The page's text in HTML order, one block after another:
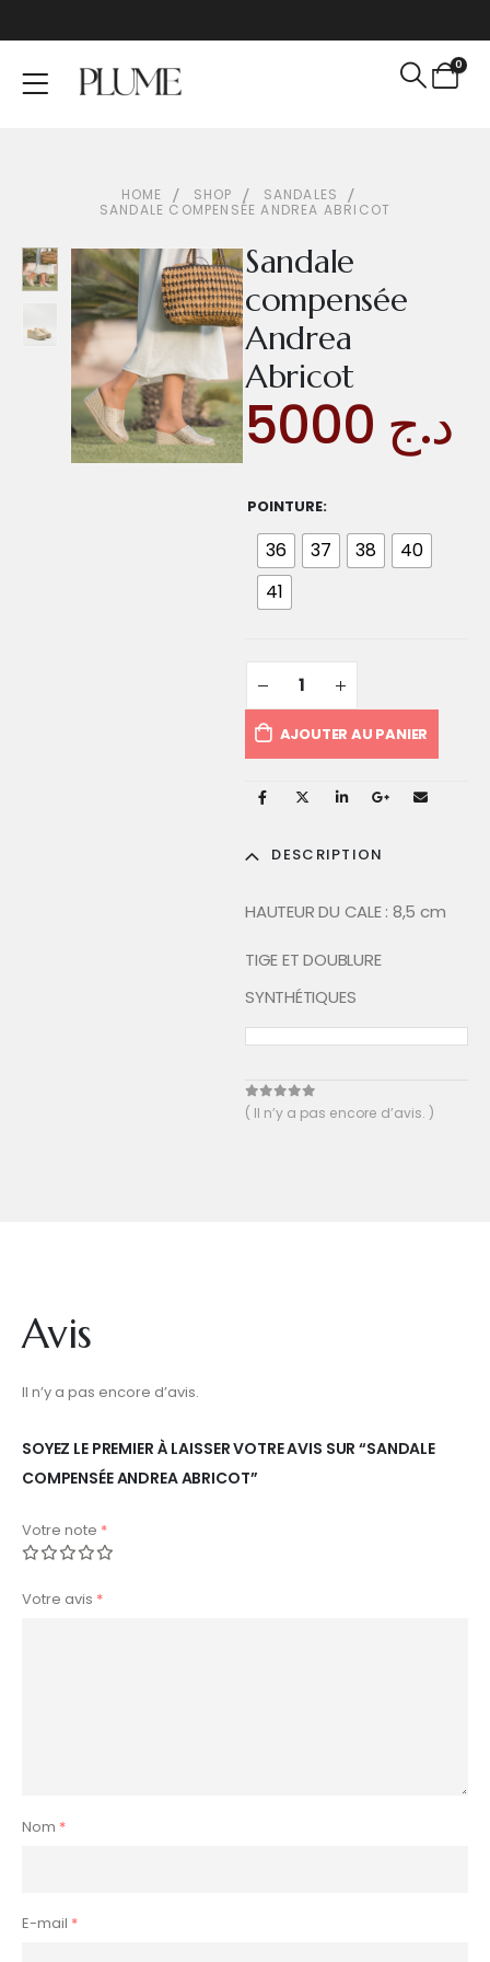
0
HOME SHOP
SANDALES
SANDALE COMPENSÉE ANDREA ABRICOT
Sandale
compensée
Andrea
Abricot
د.ج
POINTURE
36 37 38
40
41
AJOUTER AU PANIER
DESCRIPTION
HAUTEUR DU CALE : 8,5 cm
TIGE ET DOUBLURE
SYNTHÉTIQUES
0out of 5
( Il n’y a pas encore d’avis. )
Avis
Il n’y a pas encore d’avis.
SOYEZ LE PREMIER À LAISSER VOTRE AVIS SUR “SANDALE
COMPENSÉE ANDREA ABRICOT”
Votre note *
Votre avis *
Nom *
E-mail *